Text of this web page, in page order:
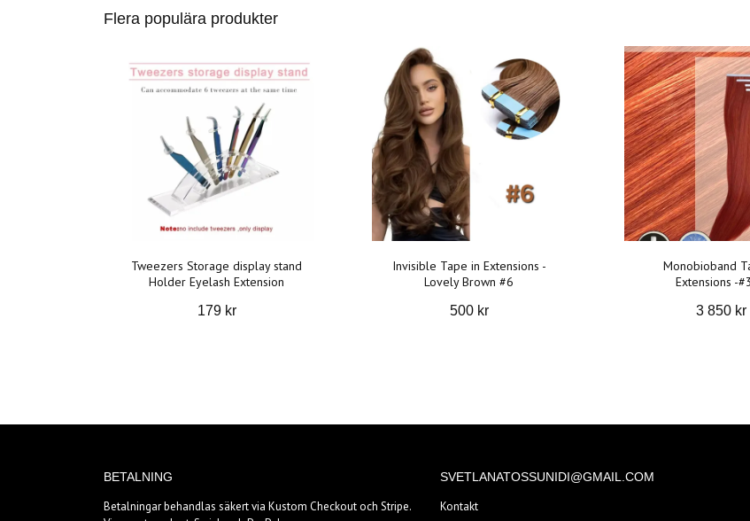
Flera populära produkter
Tweezers Storage display stand
Holder Eyelash Extension
179 kr
Invisible Tape in Extensions -
Lovely Brown #6
500 kr
Monobioband
Extensions -
3 850 kr
BETALNING
Betalningar behandlas säkert via Kustom Checkout och Stripe.
SVETLANATOSSUNIDI@GMAIL.COM
Kontakt